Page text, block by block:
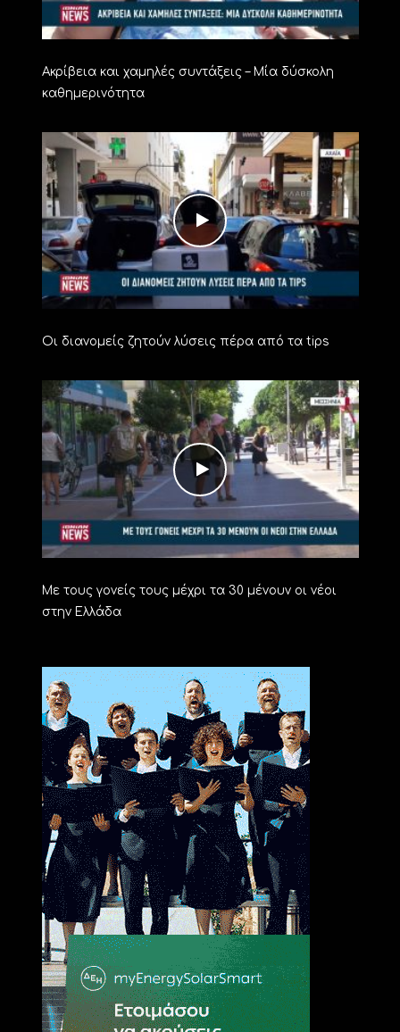
Ακρίβεια και χαμηλές συντάξεις – Μία δύσκολη
καθημερινότητα
Οι διανομείς ζητούν λύσεις πέρα από τα tips
Με τους γονείς τους μέχρι τα 30 μένουν οι νέοι
στην Ελλάδα